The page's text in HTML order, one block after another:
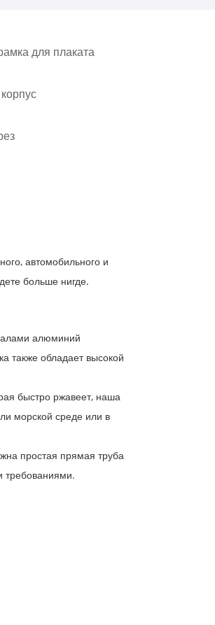
для плаката
автомобильного и
больше нигде.
алюминий
также обладает высокой
быстро ржавеет, наша
морской среде или в
простая прямая труба
требованиями.